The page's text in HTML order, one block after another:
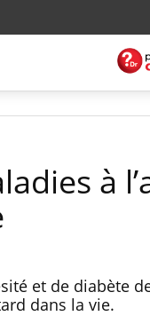
à
et de diabète
dans la vie.